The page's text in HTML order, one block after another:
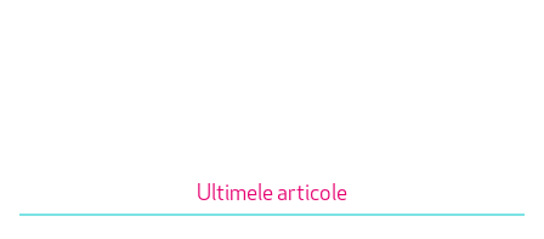
Ultimele articole